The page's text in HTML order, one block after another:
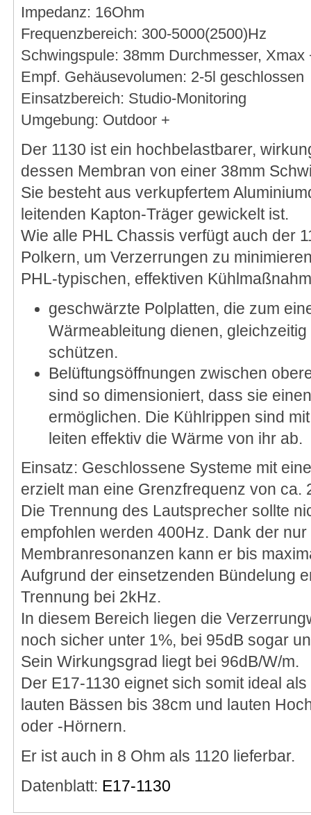
Impedanz: 16Ohm
Frequenzbereich: 300-5000(2500)Hz
Schwingspule: 38mm Durchmesser, Xmax
Empf. Gehäusevolumen: 2-5l geschlossen
Einsatzbereich: Studio-Monitoring
Umgebung: Outdoor +
Der 1130 ist ein hochbelastbarer,
dessen Membran von einer 38mm
Sie besteht aus verkupfertem
leitenden Kapton-Träger gewickelt ist.
Wie alle PHL Chassis verfügt auch der
Polkern, um Verzerrungen zu
PHL-typischen, effektiven
geschwärzte Polplatten, die zum
Wärmeableitung dienen,
schützen.
Belüftungsöffnungen zwischen
sind so dimensioniert, dass sie
ermöglichen. Die Kühlrippen sind
leiten effektiv die Wärme von ihr ab.
Einsatz: Geschlossene Systeme mit
erzielt man eine Grenzfrequenz von ca.
Die Trennung des Lautsprecher sollte
empfohlen werden 400Hz. Dank der
Membranresonanzen kann er bis
Aufgrund der einsetzenden Bündelung
Trennung bei 2kHz.
In diesem Bereich liegen die
noch sicher unter 1%, bei 95dB sogar
Sein Wirkungsgrad liegt bei 96dB/W/m.
Der E17-1130 eignet sich somit ideal
lauten Bässen bis 38cm und lauten
oder -Hörnern.
Er ist auch in 8 Ohm als 1120 lieferbar.
Datenblatt: E17-1130